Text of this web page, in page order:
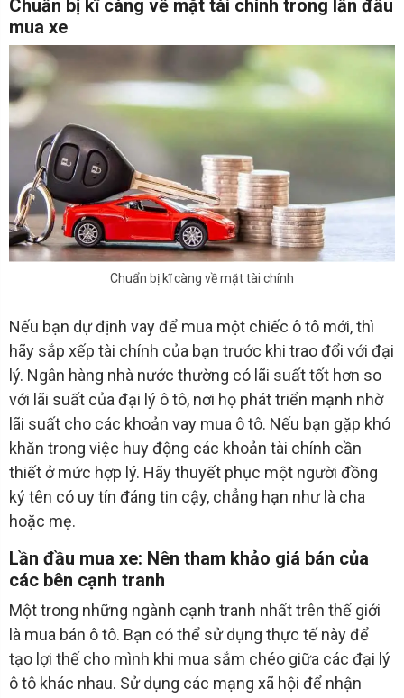
Chuẩn bị kĩ càng về mặt tài chính trong lần đầu
mua xe
Chuẩn bị kĩ càng về mặt tài chính
Nếu bạn dự định vay để mua một chiếc ô tô mới, thì
hãy sắp xếp tài chính của bạn trước khi trao đổi với đại
lý. Ngân hàng nhà nước thường có lãi suất tốt hơn so
với lãi suất của đại lý ô tô, nơi họ phát triển mạnh nhờ
lãi suất cho các khoản vay mua ô tô. Nếu bạn gặp khó
khăn trong việc huy động các khoản tài chính cần
thiết ở mức hợp lý. Hãy thuyết phục một người đồng
ký tên có uy tín đáng tin cậy, chẳng hạn như là cha
hoặc mẹ.
Lần đầu mua xe: Nên tham khảo giá bán của
các bên cạnh tranh
Một trong những ngành cạnh tranh nhất trên thế giới
là mua bán ô tô. Bạn có thể sử dụng thực tế này để
tạo lợi thế cho mình khi mua sắm chéo giữa các đại lý
ô tô khác nhau. Sử dụng các mạng xã hội để nhận